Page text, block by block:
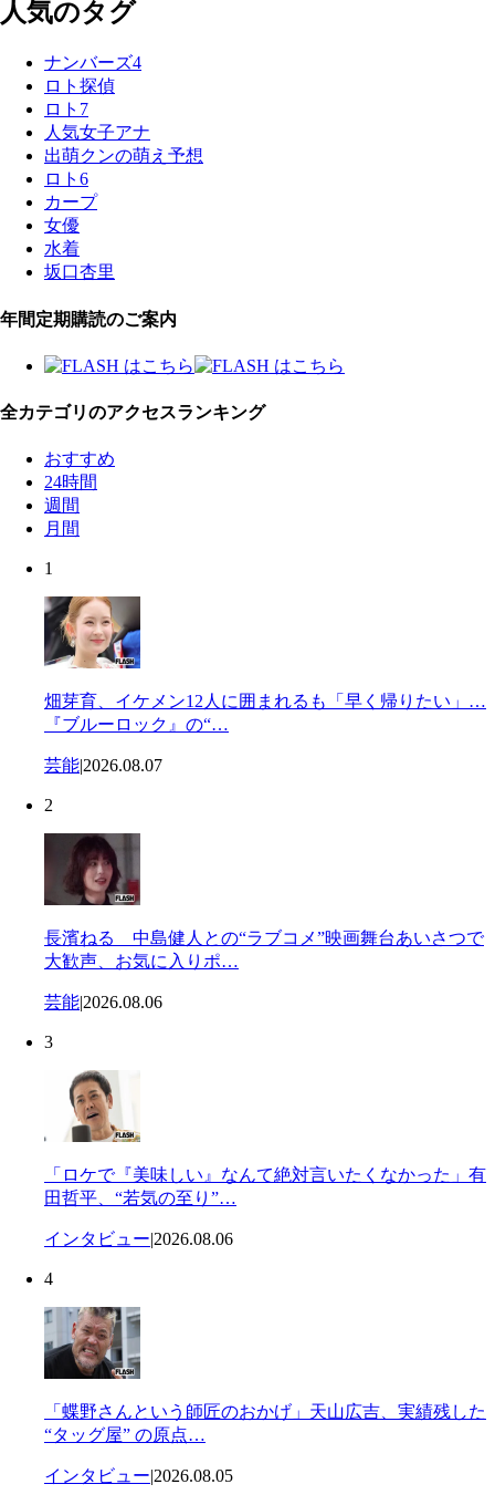
人気のタグ
ナンバーズ4
ロト探偵
ロト7
人気女子アナ
出萌クンの萌え予想
ロト6
カープ
女優
水着
坂口杏里
年間定期購読のご案内
全カテゴリのアクセスランキング
おすすめ
24時間
週間
月間
1
畑芽育、イケメン12人に囲まれるも「早く帰りたい」…
『ブルーロック』の“…
芸能|2026.08.07
2
長濱ねる 中島健人との“ラブコメ”映画舞台あいさつで
大歓声、お気に入りポ…
芸能|2026.08.06
3
「ロケで『美味しい』なんて絶対言いたくなかった」有
田哲平、“若気の至り”…
インタビュー|2026.08.06
4
「蝶野さんという師匠のおかげ」天山広吉、実績残した
“タッグ屋” の原点…
インタビュー|2026.08.05